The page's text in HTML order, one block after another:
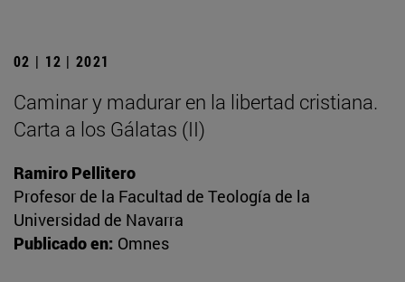
02 | 12 | 2021
Caminar y madurar en la libertad cristiana.
Carta a los Gálatas (II)
Ramiro Pellitero
Profesor de la Facultad de Teología de la
Universidad de Navarra
Publicado en: Omnes